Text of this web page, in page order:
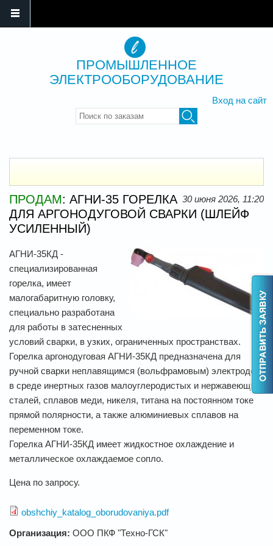
ПРОМЫШЛЕННОЕ
ЭЛЕКТРООБОРУДОВАНИЕ
Вход на сайт
Введите ключевые слова для
30 июня 2026, 11:20
ПРОДАМ: АГНИ-35 ГОРЕЛКА
ДЛЯ АРГОНОДУГОВОЙ СВАРКИ (ШЛЕЙФ
УСИЛЕННЫЙ)
АГНИ-35КД -
специализированная
горелка, имеет
малогабаритную головку,
специально разработана
для работы в затесненных
условий сварки, в узких, ограниченных пространствах.
Горелка аргонодуговая АГНИ-35КД предназначена для
ручной сварки неплавящимся (вольфрамовым) электродом
в среде инертных газов малоуглеродистых и нержавеющих
сталей, сплавов меди, никеля, титана на постоянном токе
прямой полярности, а также алюминиевых сплавов на
переменном токе.
Горелка АГНИ-35КД имеет жидкостное охлаждение и
металлическое охлаждаемое сопло.
Цена по запросу.
obshchiy_katalog_oborudovaniya.pdf
Организация: ООО ПКФ "Техно-ГСК"